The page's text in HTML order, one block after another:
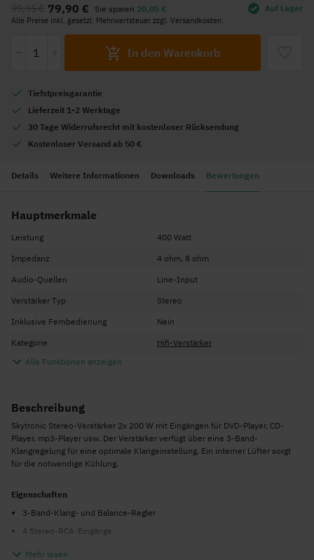
79,90 €
99,95 € Sie sparen 20,05 €
Alle Preise inkl. gesetzl. Mehrwertsteuer zzgl. Versandkosten.
In den Warenkorb
Auf Lager
Tiefstpreisgarantie
Lieferzeit 1-2 Werktage
30 Tage Widerrufsrecht mit kostenloser Rücksendung
Kostenloser Versand ab 50 €
der
Bildgalerie
Details Weitere Informationen Downloads Bewertungen
Beschreibung
Skytronic Stereo-Verstärker 2x 200 W mit Eingängen für DVD-Player, CD-
Player, mp3-Player usw. Der Verstärker verfügt über eine 3-Band-
Klangregelung für eine optimale Klangeinstellung. Ein interner Lüfter sorgt
für die notwendige Kühlung.
Eigenschaften
3-Band-Klang- und Balance-Regler
4 Stereo-RCA-Eingänge
Schraubverbindungen für Lautsprecher
Mehr lesen
Hauptmerkmale
Leistung
400 Watt
Impedanz
4 ohm, 8 ohm
Audio-Quellen
Line-Input
Verstärker Typ
Stereo
Inklusive Fernbedienung
Nein
Kategorie
Hifi-Verstärker
Alle Funktionen anzeigen